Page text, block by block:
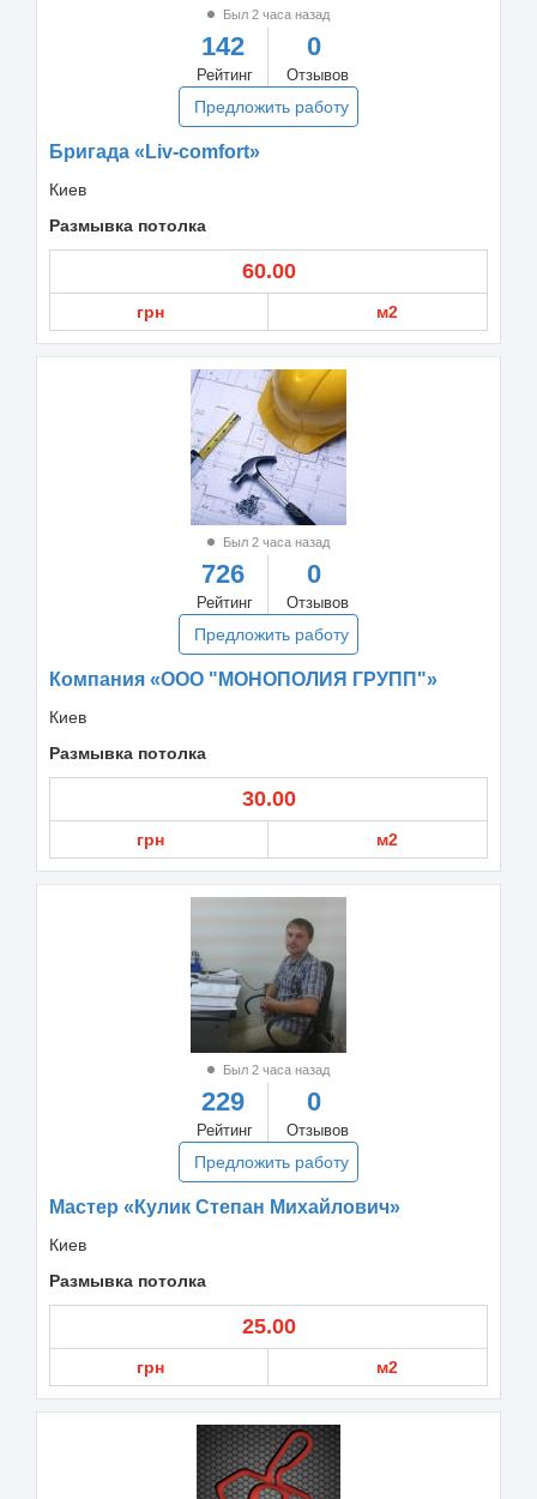
Был 2 часа назад
142
Рейтинг
0
Отзывов
Предложить работу
Бригада «Liv-comfort»
Киев
Размывка потолка
60.00
грн м2
Был 2 часа назад
726
Рейтинг
0
Отзывов
Предложить работу
Компания «ООО "МОНОПОЛИЯ ГРУПП"»
Киев
Размывка потолка
30.00
грн м2
Был 2 часа назад
229
Рейтинг
0
Отзывов
Предложить работу
Мастер «Кулик Степан Михайлович»
Киев
Размывка потолка
25.00
грн м2